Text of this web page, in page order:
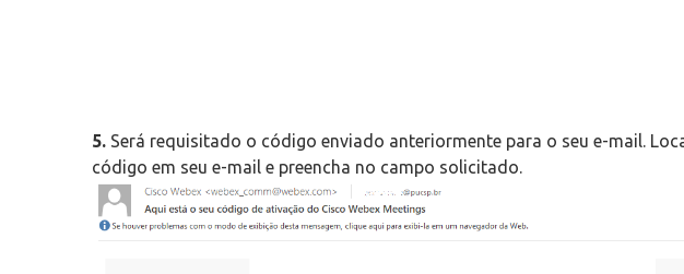
5. Será requisitado o código enviado anteriormente para o seu e-mail.
código em seu e-mail e preencha no campo solicitado.